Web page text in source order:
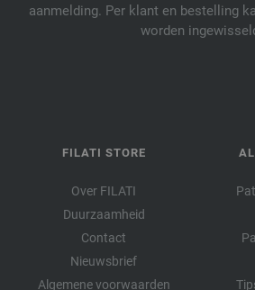
aanmelding. Per klant en bestelling
worden
FILATI STORE
Over FILATI
Duurzaamheid
Contact
Nieuwsbrief
Algemene voorwaarden